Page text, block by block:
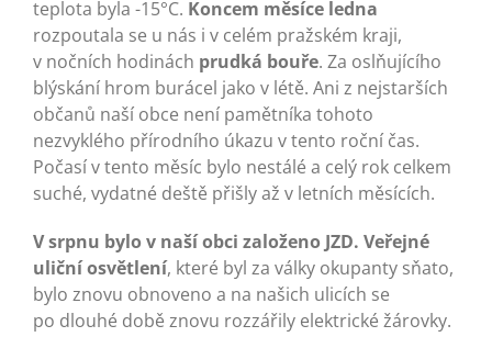
teplota byla -15°C. Koncem měsíce ledna
rozpoutala se u nás i v celém pražském kraji,
v nočních hodinách prudká bouře. Za oslňujícího
blýskání hrom burácel jako v létě. Ani z nejstarších
občanů naší obce není pamětníka tohoto
nezvyklého přírodního úkazu v tento roční čas.
Počasí v tento měsíc bylo nestálé a celý rok celkem
suché, vydatné deště přišly až v letních měsících.
V srpnu bylo v naší obci založeno JZD. Veřejné
uliční osvětlení, které byl za války okupanty sňato,
bylo znovu obnoveno a na našich ulicích se
po dlouhé době znovu rozzářily elektrické žárovky.